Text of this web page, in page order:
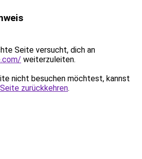
Seite versucht, dich an
weiterzuleiten.
nicht besuchen möchtest, kannst
zurückkehren.